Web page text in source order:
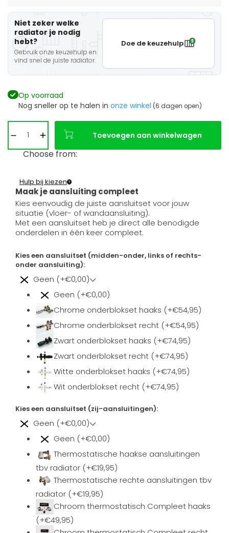
Niet zeker welke
radiator je nodig
hebt?
Gebruik onze keuzehulp en
vind snel de juiste radiator.
Doe de keuzehulp
Op voorraad
Nog sneller op te halen in onze winkel (6 dagen open)
Toevoegen aan winkelwagen
Choose from:
Maak je aansluiting compleet
Hulp bij kiezen
Kies eenvoudig de juiste aansluitset voor jouw
situatie (vloer- of wandaansluiting).
Met een aansluitset heb je direct alle benodigde
onderdelen in één keer compleet.
Kies een aansluitset (midden-onder, links of rechts-
onder aansluiting):
Geen (+€0,00)
Geen (+€0,00)
Chrome onderblokset haaks (+€54,95)
Chrome onderblokset recht (+€54,95)
Zwart onderblokset haaks (+€74,95)
Zwart onderblokset recht (+€74,95)
Witte onderblokset haaks (+€74,95)
Wit onderblokset recht (+€74,95)
Kies een aansluitset (zij-aansluitingen):
Geen (+€0,00)
Geen (+€0,00)
Thermostatische haakse aansluitingen
tbv radiator (+€19,95)
Thermostatische rechte aansluitingen tbv
radiator (+€19,95)
Chroom thermostatisch Compleet haaks
(+€49,95)